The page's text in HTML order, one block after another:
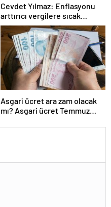
Cevdet Yılmaz: Enflasyonu
arttırıcı vergilere sıcak
bakmıyoruz ama…
Asgari ücret ara zam olacak
mı? Asgari ücret Temmuz